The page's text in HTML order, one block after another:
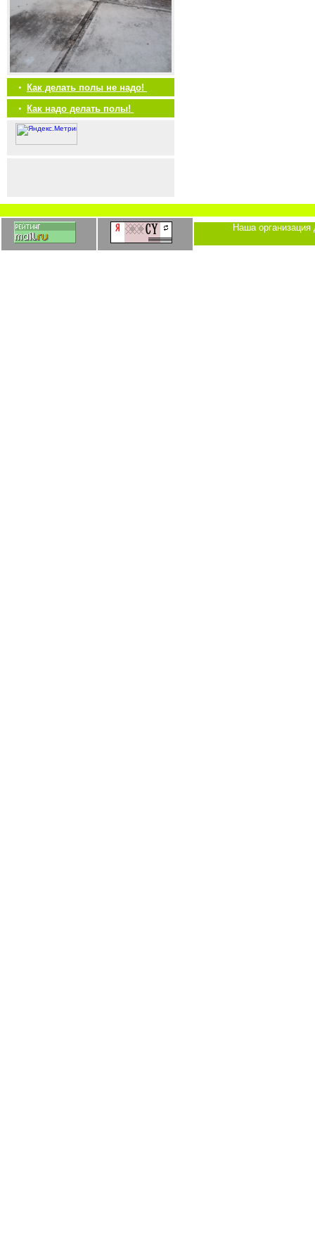
•
Как делать полы не надо!
•
Как надо делать полы!
Наша